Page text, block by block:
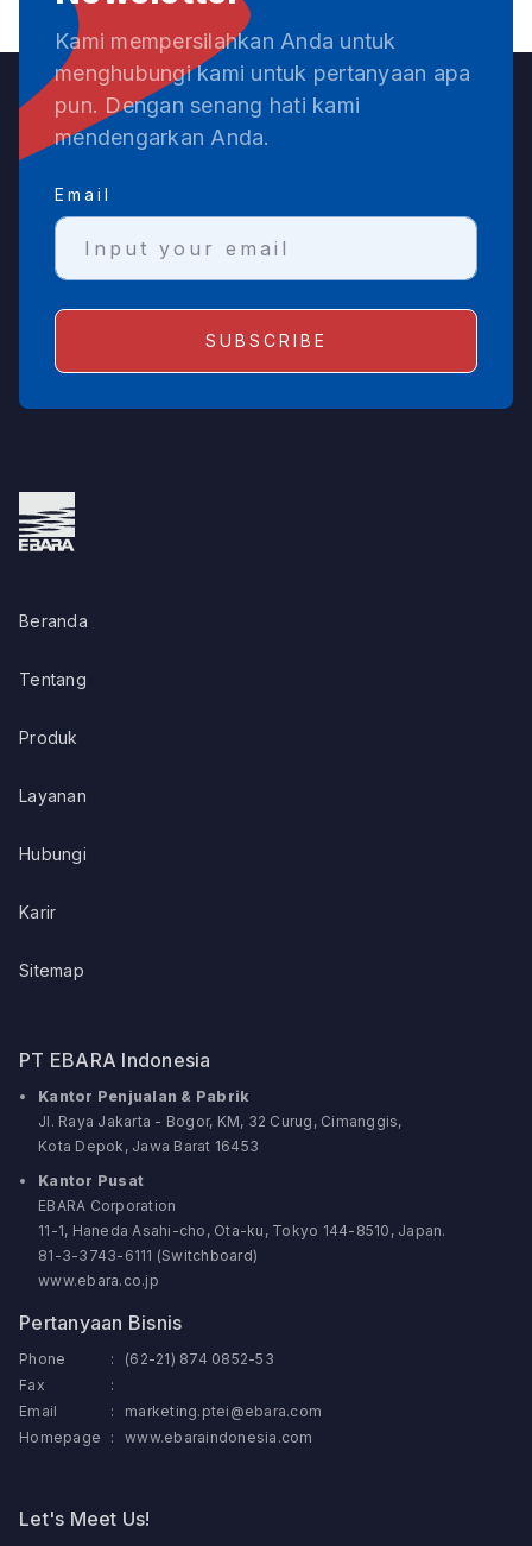
Kami mempersilahkan Anda untuk
menghubungi kami untuk pertanyaan apa
pun. Dengan senang hati kami
mendengarkan Anda.
Email
Beranda
Tentang
Produk
Layanan
Hubungi
Karir
Sitemap
PT EBARA Indonesia
Kantor Penjualan & Pabrik
Jl. Raya Jakarta - Bogor, KM, 32 Curug, Cimanggis,
Kota Depok, Jawa Barat 16453
Kantor Pusat
EBARA Corporation
11-1, Haneda Asahi-cho, Ota-ku, Tokyo 144-8510, Japan.
81-3-3743-6111 (Switchboard)
www.ebara.co.jp
Pertanyaan Bisnis
Phone :
(62-21) 874 0852-53
Fax
:
Email
:
marketing.ptei@ebara.com
Homepage
: www.ebaraindonesia.com
Let's Meet Us!